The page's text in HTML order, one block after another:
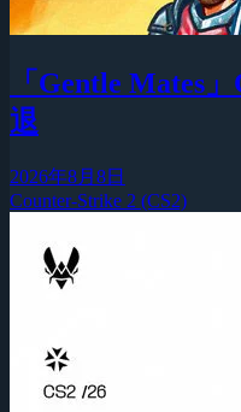
「Gentle Mates
退
2026年8月8日
Counter-Strike 2 (CS2)